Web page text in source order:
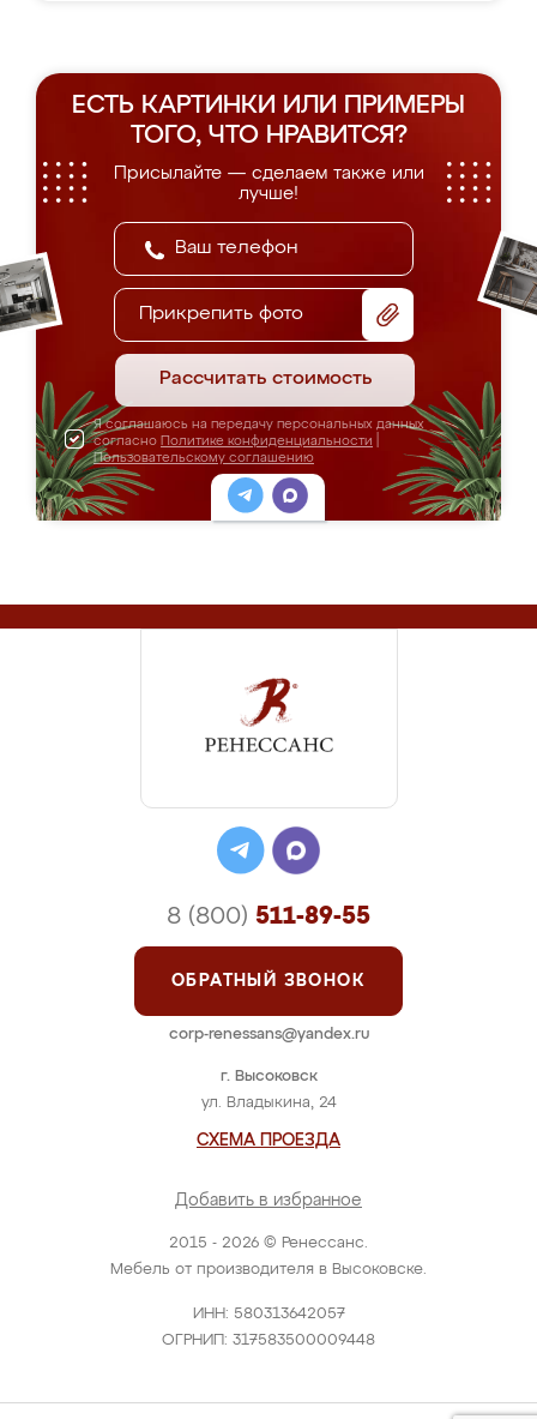
ЕСТЬ КАРТИНКИ ИЛИ ПРИМЕРЫ
ТОГО, ЧТО НРАВИТСЯ?
Присылайте — сделаем также или
лучше!
Прикрепить фото
Рассчитать стоимость
Я соглашаюсь на передачу персональных данных
согласно Политике конфиденциальности
Пользовательскому соглашению
2015 - 2026 © Ренессанс.
Мебель от производителя в Высоковске.
ИНН: 580313642057
ОГРНИП: 317583500009448
г. Высоковск
ул. Владыкина, 24
СХЕМА ПРОЕЗДА
Добавить в избранное
8 (800) 511-89-55
ОБРАТНЫЙ ЗВОНОК
corp-renessans@yandex.ru